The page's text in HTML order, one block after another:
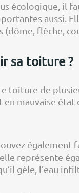
écologique, il
aussi.
flèche,
sa toiture ?
toiture de
mauvaise état
elle représente
gèle, l’eau